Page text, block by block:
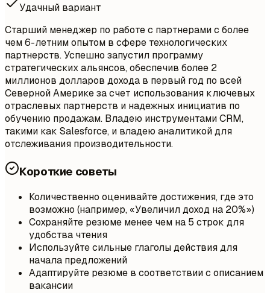
Удачный вариант
Старший менеджер по работе с партнерами с более
чем 6-летним опытом в сфере технологических
партнерств. Успешно запустил программу
стратегических альянсов, обеспечив более 2
миллионов долларов дохода в первый год по всей
Северной Америке за счет использования ключевых
отраслевых партнерств и надежных инициатив по
обучению продажам. Владею инструментами CRM,
такими как Salesforce, и владею аналитикой для
отслеживания производительности.
Короткие советы
Количественно оценивайте достижения, где это
возможно (например, «Увеличил доход на 20%»)
Сохраняйте резюме менее чем на 5 строк для
удобства чтения
Используйте сильные глаголы действия для
начала предложений
Адаптируйте резюме в соответствии с описанием
вакансии